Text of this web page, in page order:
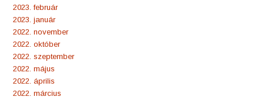
2023. február
2023. január
2022. november
2022. október
2022. szeptember
2022. május
2022. április
2022. március